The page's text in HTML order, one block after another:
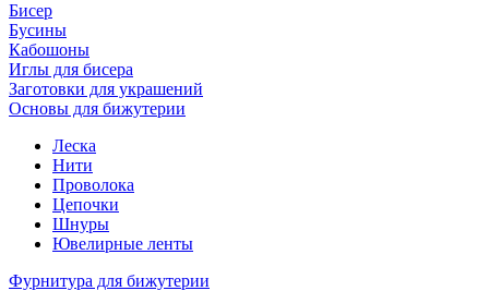
Бисер
Бусины
Кабошоны
Иглы для бисера
Заготовки для украшений
Основы для бижутерии
Леска
Нити
Проволока
Цепочки
Шнуры
Ювелирные ленты
Фурнитура для бижутерии